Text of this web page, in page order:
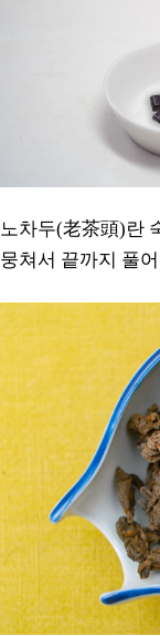
노차두(老茶頭)란
뭉쳐서 끝까지 풀